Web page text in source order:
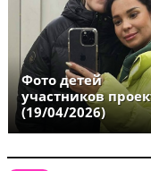
Фото детей
участников
(19/04/2026)